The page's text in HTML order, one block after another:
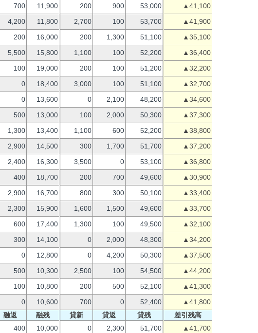
700 11,900 200 900 53,000
▲41,100
4,200 11,800 2,700 100 53,700
▲41,900
200 16,000 200 1,300 51,100
▲35,100
5,500 15,800 1,100 100 52,200
▲36,400
100 19,000 200 100 51,200
▲32,200
0 18,400 3,000 100 51,100
▲32,700
0 13,600 0 2,100 48,200
▲34,600
500 13,000 100 2,000 50,300
▲37,300
1,300 13,400 1,100 600 52,200
▲38,800
2,900 14,500 300 1,700 51,700
▲37,200
2,400 16,300 3,500 0 53,100
▲36,800
400 18,700 200 700 49,600
▲30,900
2,900 16,700 800 300 50,100
▲33,400
2,300 15,900 1,600 1,500 49,600
▲33,700
600 17,400 1,300 100 49,500
▲32,100
300 14,100 0 2,000 48,300
▲34,200
0 12,800 0 4,200 50,300
▲37,500
500 10,300 2,500 100 54,500
▲44,200
100 10,800 200 500 52,100
▲41,300
0 10,600 700 0 52,400
▲41,800
融返 融残 貸新 貸返 貸残
差引残高
400 10,000 0 2,300 51,700
▲41,700